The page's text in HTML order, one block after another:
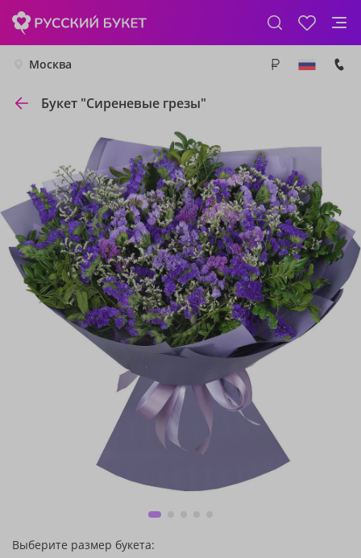
Москва
Букет "Сиреневые грезы"
Выберите размер букета: